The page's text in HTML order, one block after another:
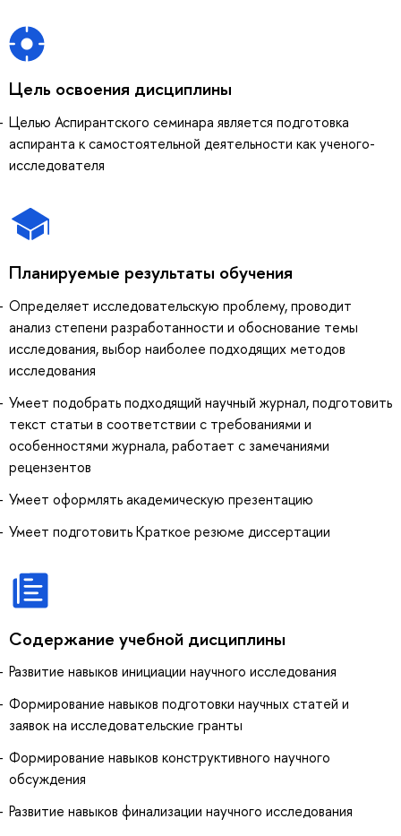
Цель освоения дисциплины
Целью Аспирантского семинара является подготовка
аспиранта к самостоятельной деятельности как ученого-
исследователя
Планируемые результаты обучения
Определяет исследовательскую проблему, проводит
анализ степени разработанности и обоснование темы
исследования, выбор наиболее подходящих методов
исследования
Умеет подобрать подходящий научный журнал, подготовить
текст статьи в соответствии с требованиями и
особенностями журнала, работает с замечаниями
рецензентов
Умеет оформлять академическую презентацию
Умеет подготовить Краткое резюме диссертации
Содержание учебной дисциплины
Развитие навыков инициации научного исследования
Формирование навыков подготовки научных статей и
заявок на исследовательские гранты
Формирование навыков конструктивного научного
обсуждения
Развитие навыков финализации научного исследования